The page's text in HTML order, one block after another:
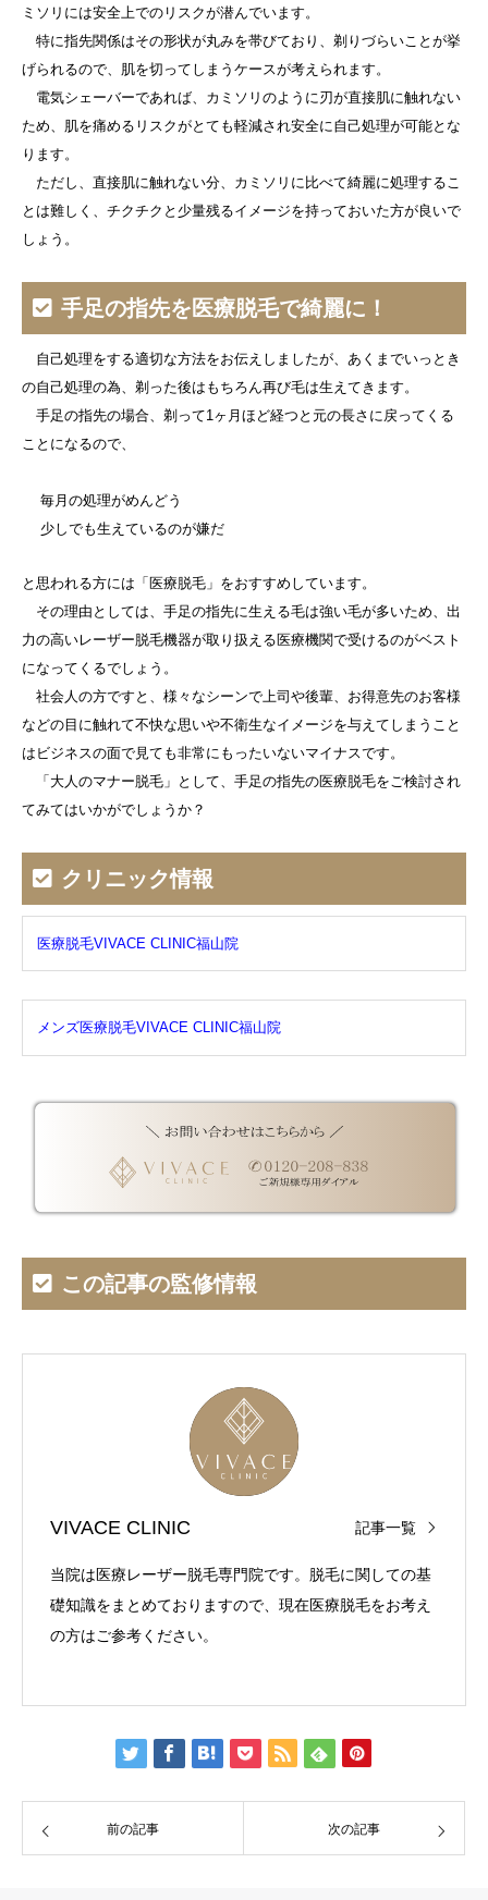
ミソリには安全上でのリスクが潜んでいます。
特に指先関係はその形状が丸みを帯びており、剃りづらいことが挙
げられるので、肌を切ってしまうケースが考えられます。
電気シェーバーであれば、カミソリのように刃が直接肌に触れない
ため、肌を痛めるリスクがとても軽減され安全に自己処理が可能とな
ります。
ただし、直接肌に触れない分、カミソリに比べて綺麗に処理するこ
とは難しく、チクチクと少量残るイメージを持っておいた方が良いで
しょう。
手足の指先を医療脱毛で綺麗に！
自己処理をする適切な方法をお伝えしましたが、あくまでいっとき
の自己処理の為、剃った後はもちろん再び毛は生えてきます。
手足の指先の場合、剃って1ヶ月ほど経つと元の長さに戻ってくる
ことになるので、
毎月の処理がめんどう
少しでも生えているのが嫌だ
と思われる方には「医療脱毛」をおすすめしています。
その理由としては、手足の指先に生える毛は強い毛が多いため、出
力の高いレーザー脱毛機器が取り扱える医療機関で受けるのがベスト
になってくるでしょう。
社会人の方ですと、様々なシーンで上司や後輩、お得意先のお客様
などの目に触れて不快な思いや不衛生なイメージを与えてしまうこと
はビジネスの面で見ても非常にもったいないマイナスです。
「大人のマナー脱毛」として、手足の指先の医療脱毛をご検討され
てみてはいかがでしょうか？
クリニック情報
医療脱毛VIVACE CLINIC福山院
メンズ医療脱毛VIVACE CLINIC福山院
この記事の監修情報
VIVACE CLINIC 記事一覧
当院は医療レーザー脱毛専門院です。脱毛に関しての基
礎知識をまとめておりますので、現在医療脱毛をお考え
の方はご参考ください。
前の記事 次の記事